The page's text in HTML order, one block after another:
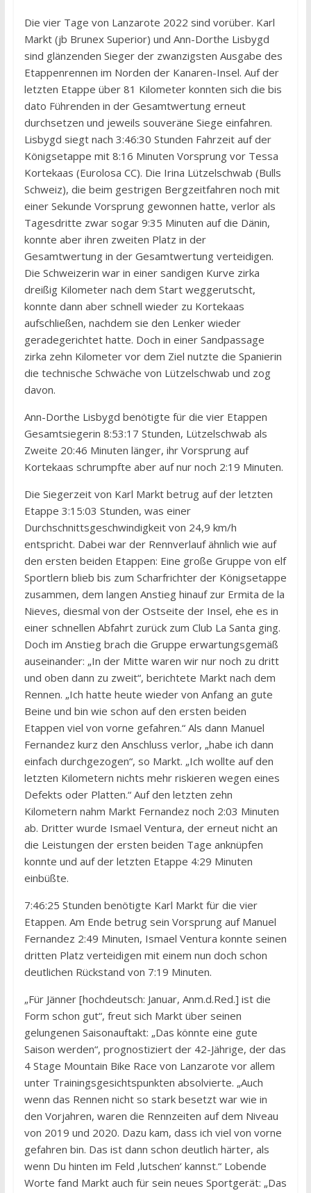
Die vier Tage von Lanzarote 2022 sind vorüber. Karl
Markt (jb Brunex Superior) und Ann-Dorthe Lisbygd
sind glänzenden Sieger der zwanzigsten Ausgabe des
Etappenrennen im Norden der Kanaren-Insel. Auf der
letzten Etappe über 81 Kilometer konnten sich die bis
dato Führenden in der Gesamtwertung erneut
durchsetzen und jeweils souveräne Siege einfahren.
Lisbygd siegt nach 3:46:30 Stunden Fahrzeit auf der
Königsetappe mit 8:16 Minuten Vorsprung vor Tessa
Kortekaas (Eurolosa CC). Die Irina Lützelschwab (Bulls
Schweiz), die beim gestrigen Bergzeitfahren noch mit
einer Sekunde Vorsprung gewonnen hatte, verlor als
Tagesdritte zwar sogar 9:35 Minuten auf die Dänin,
konnte aber ihren zweiten Platz in der
Gesamtwertung in der Gesamtwertung verteidigen.
Die Schweizerin war in einer sandigen Kurve zirka
dreißig Kilometer nach dem Start weggerutscht,
konnte dann aber schnell wieder zu Kortekaas
aufschließen, nachdem sie den Lenker wieder
geradegerichtet hatte. Doch in einer Sandpassage
zirka zehn Kilometer vor dem Ziel nutzte die Spanierin
die technische Schwäche von Lützelschwab und zog
davon.
Ann-Dorthe Lisbygd benötigte für die vier Etappen
Gesamtsiegerin 8:53:17 Stunden, Lützelschwab als
Zweite 20:46 Minuten länger, ihr Vorsprung auf
Kortekaas schrumpfte aber auf nur noch 2:19 Minuten.
Die Siegerzeit von Karl Markt betrug auf der letzten
Etappe 3:15:03 Stunden, was einer
Durchschnittsgeschwindigkeit von 24,9 km/h
entspricht. Dabei war der Rennverlauf ähnlich wie auf
den ersten beiden Etappen: Eine große Gruppe von elf
Sportlern blieb bis zum Scharfrichter der Königsetappe
zusammen, dem langen Anstieg hinauf zur Ermita de la
Nieves, diesmal von der Ostseite der Insel, ehe es in
einer schnellen Abfahrt zurück zum Club La Santa ging.
Doch im Anstieg brach die Gruppe erwartungsgemäß
auseinander: „In der Mitte waren wir nur noch zu dritt
und oben dann zu zweit“, berichtete Markt nach dem
Rennen. „Ich hatte heute wieder von Anfang an gute
Beine und bin wie schon auf den ersten beiden
Etappen viel von vorne gefahren.“ Als dann Manuel
Fernandez kurz den Anschluss verlor, „habe ich dann
einfach durchgezogen“, so Markt. „Ich wollte auf den
letzten Kilometern nichts mehr riskieren wegen eines
Defekts oder Platten.“ Auf den letzten zehn
Kilometern nahm Markt Fernandez noch 2:03 Minuten
ab. Dritter wurde Ismael Ventura, der erneut nicht an
die Leistungen der ersten beiden Tage anknüpfen
konnte und auf der letzten Etappe 4:29 Minuten
einbüßte.
7:46:25 Stunden benötigte Karl Markt für die vier
Etappen. Am Ende betrug sein Vorsprung auf Manuel
Fernandez 2:49 Minuten, Ismael Ventura konnte seinen
dritten Platz verteidigen mit einem nun doch schon
deutlichen Rückstand von 7:19 Minuten.
„Für Jänner [hochdeutsch: Januar, Anm.d.Red.] ist die
Form schon gut“, freut sich Markt über seinen
gelungenen Saisonauftakt: „Das könnte eine gute
Saison werden“, prognostiziert der 42-Jährige, der das
4 Stage Mountain Bike Race von Lanzarote vor allem
unter Trainingsgesichtspunkten absolvierte. „Auch
wenn das Rennen nicht so stark besetzt war wie in
den Vorjahren, waren die Rennzeiten auf dem Niveau
von 2019 und 2020. Dazu kam, dass ich viel von vorne
gefahren bin. Das ist dann schon deutlich härter, als
wenn Du hinten im Feld ‚lutschen‘ kannst.“ Lobende
Worte fand Markt auch für sein neues Sportgerät: „Das